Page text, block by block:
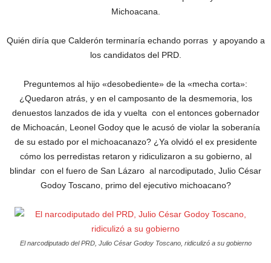
Michoacana.
Quién diría que Calderón terminaría echando porras y apoyando a
los candidatos del PRD.
Preguntemos al hijo «desobediente» de la «mecha corta»:
¿Quedaron atrás, y en el camposanto de la desmemoria, los
denuestos lanzados de ida y vuelta con el entonces gobernador
de Michoacán, Leonel Godoy que le acusó de violar la soberanía
de su estado por el michoacanazo? ¿Ya olvidó el ex presidente
cómo los perredistas retaron y ridiculizaron a su gobierno, al
blindar con el fuero de San Lázaro al narcodiputado, Julio César
Godoy Toscano, primo del ejecutivo michoacano?
El narcodiputado del PRD, Julio César Godoy Toscano, ridiculizó a su gobierno